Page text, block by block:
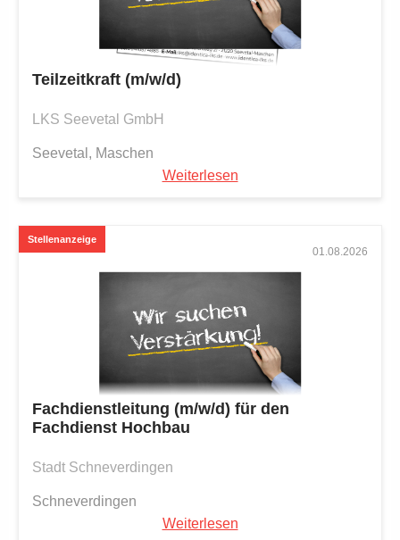
Teilzeitkraft (m/w/d)
LKS Seevetal GmbH
Seevetal, Maschen
Weiterlesen
01.08.2026
Fachdienstleitung (m/w/d) für den
Fachdienst Hochbau
Stadt Schneverdingen
Schneverdingen
Weiterlesen